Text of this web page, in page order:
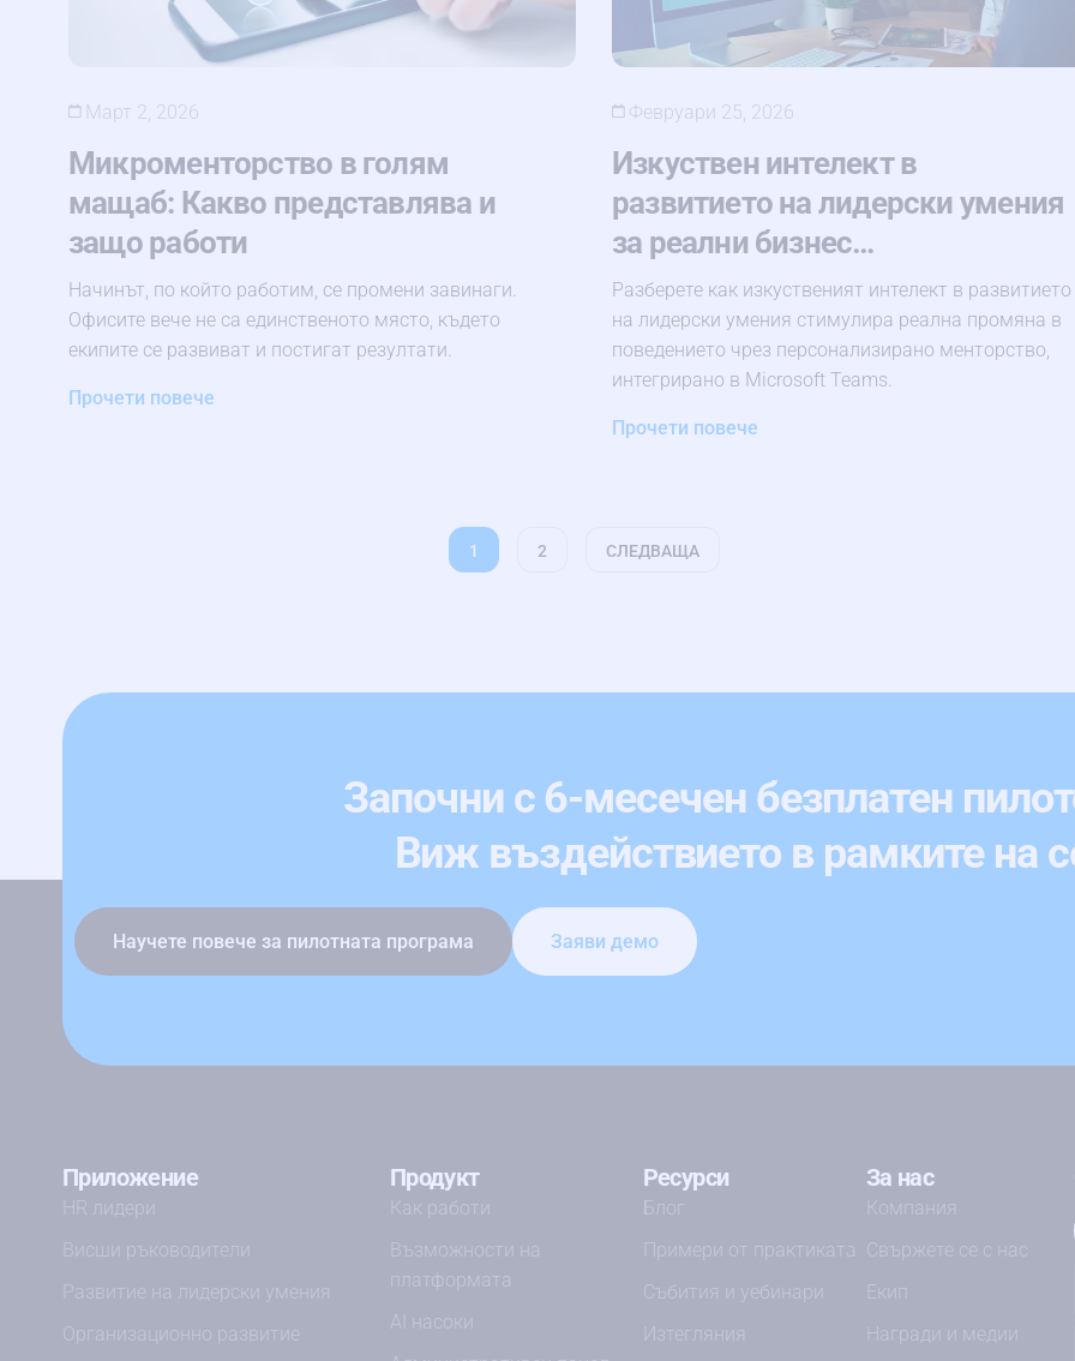
Март 2, 2026
Микроменторство в голям
мащаб: Какво представлява и
защо работи
Начинът, по който работим, се промени завинаги.
Офисите вече не са единственото място, където
екипите се развиват и постигат резултати.
Прочети повече
Февруари 25, 2026
Изкуствен интелект в
развитието на лидерски умения
за реални бизнес…
Разберете как изкуственият интелект в развитието
на лидерски умения стимулира реална промяна в
поведението чрез персонализирано менторство,
интегрирано в Microsoft Teams.
Прочети повече
1 2 СЛЕДВАЩА
Започни с 6-месечен безплатен
Виж въздействието в рамките на
Научете повече за пилотната програма Заяви демо
Приложение
HR лидери
Висши ръководители
Развитие на лидерски умения
Организационно развитие
Продукт
Как работи
Възможности на
платформата
AI насоки
Ресурси
Блог
Примери от практиката
Събития и уебинари
Изтегляния
За нас
Компания
Свържете се с нас
Екип
Награди и медии